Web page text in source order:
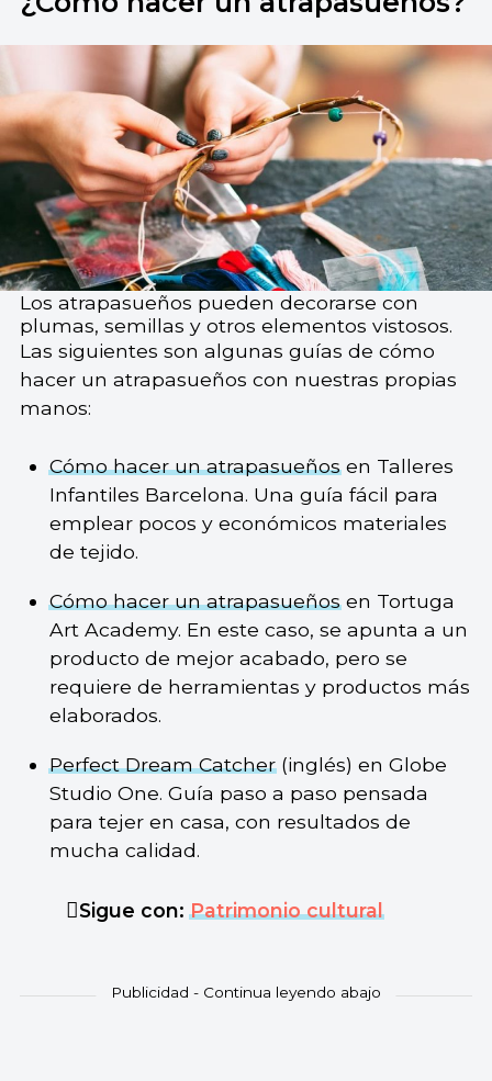
Los atrapasueños pueden decorarse con
plumas, semillas y otros elementos vistosos.
Las siguientes son algunas guías de cómo
hacer un atrapasueños con nuestras propias
manos:
Cómo hacer un atrapasueñosen Talleres
Infantiles Barcelona. Una guía fácil para
emplear pocos y económicos materiales
de tejido.
Cómo hacer un atrapasueñosen Tortuga
Art Academy. En este caso, se apunta a un
producto de mejor acabado, pero se
requiere de herramientas y productos más
elaborados.
Perfect Dream Catcher(inglés) en Globe
Studio One. Guía paso a paso pensada
para tejer en casa, con resultados de
mucha calidad.
Sigue con:Patrimonio cultural